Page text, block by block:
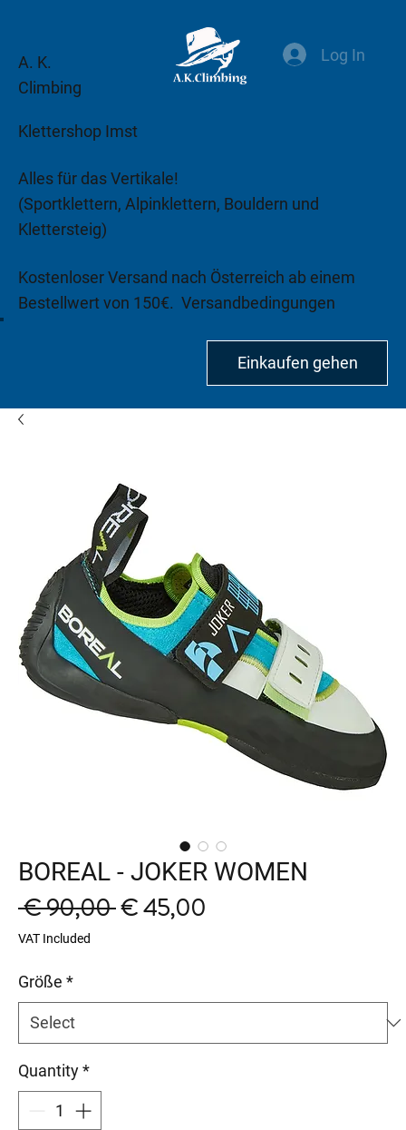
A. K.
Climbing
Klettershop Imst
Alles für das Vertikale!
(Sportklettern, Alpinklettern, Bouldern und
Klettersteig)
Kostenloser Versand nach Österreich ab einem
Bestellwert von 150€. Versandbedingungen
Log In
BOREAL - JOKER WOMEN
€ 90,00 Regular
€ 45,00
VAT Included
Größe *
Quantity*
Einkaufen gehen